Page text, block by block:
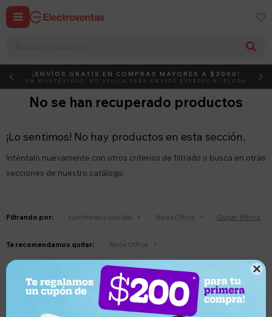

 
DEBUT ACTIVÁ EL CÓDIGO
¡ENVÍOS GRATIS EN COMPRAS MAYORES A $2000!
EN MONTEVIDEO, NO APLICA PARA ENVÍOS EXPRESS NI FLASH
No se han recuperado productos
¡Lo sentimos! No hay productos en esta sección.
Inténtalo nuevamente con otros criterios de filtrado o busca en otras
secciones de nuestro catálogo.
Filtrando por: Luncheras y viandas Neox Office Quitar filtros
Te recomendamos quitar: Neox Office
Suscríbete a nuestro newsletter
Recibí ofertas, novedades y más